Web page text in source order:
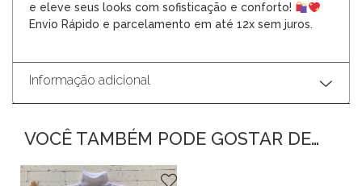
e eleve seus looks com sofisticação e conforto!
Envio Rápido e parcelamento em até 12x sem juros.
Informação adicional
VOCÊ TAMBÉM PODE GOSTAR DE…